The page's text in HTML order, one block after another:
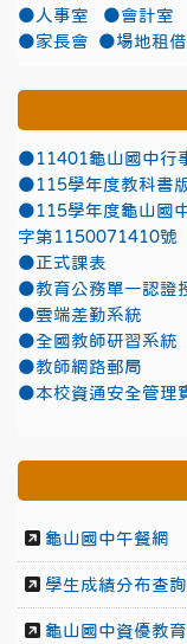
●人事室
●會計室
●家長會
●場地租借
●11401龜山國中行
●115學年度教科書
●115學年度龜山國
字第1150071410號
●正式課表
●教育公務單一認證
●雲端差勤系統
●全國教師研習系統
●教師網路郵局
●本校資通安全管理
龜山國中午餐網
學生成績分布查
龜山國中資優教育